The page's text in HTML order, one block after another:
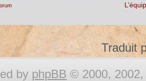
Traduit
by phpBB © 2000, 2002,